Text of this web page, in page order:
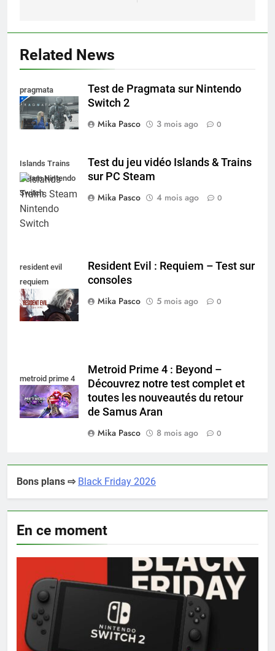
Related News
pragmata
Test de Pragmata sur Nintendo
Switch 2
Mika Pasco
3 mois ago 0
Islands Trains
Steam Nintendo
Switch
Test du jeu vidéo Islands & Trains
sur PC Steam
Mika Pasco
4 mois ago 0
resident evil
requiem
nintendo switch
Resident Evil : Requiem – Test sur
consoles
Mika Pasco
5 mois ago 0
metroid prime 4
Metroid Prime 4 : Beyond –
Découvrez notre test complet et
toutes les nouveautés du retour
de Samus Aran
Mika Pasco
8 mois ago 0
Bons plans ⇨ Black Friday 2026
En ce moment